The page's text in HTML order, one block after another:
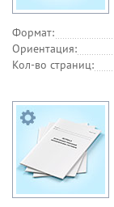
Формат:
Ориентация:
Кол-во страниц: